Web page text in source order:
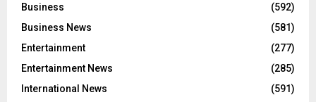
Business
(592)
Business News
(581)
Entertainment
(277)
Entertainment News
(285)
International News
(591)